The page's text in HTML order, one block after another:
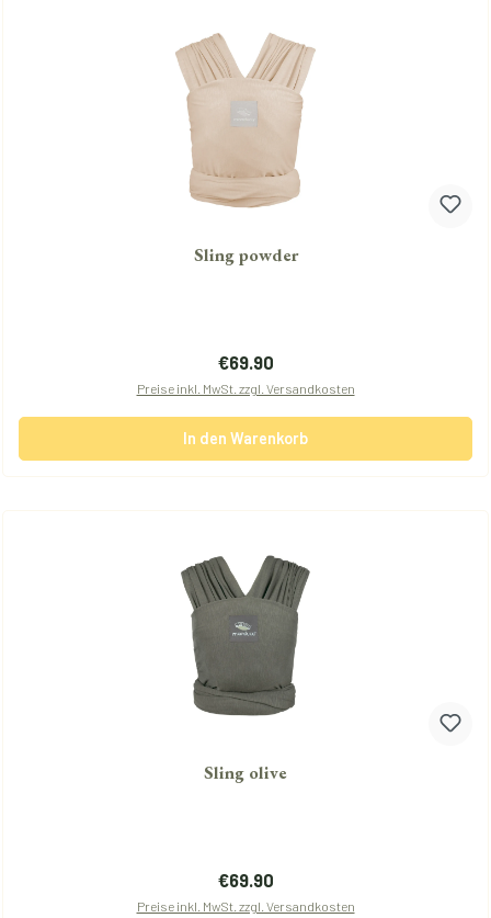
Sling powder
Regulärer Preis:
€69.90
Preise inkl. MwSt. zzgl. Versandkosten
In den Warenkorb
Sling olive
Regulärer Preis:
€69.90
Preise inkl. MwSt. zzgl. Versandkosten